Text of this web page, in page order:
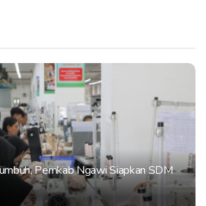
Pemkab Ngawi Siapkan SDM